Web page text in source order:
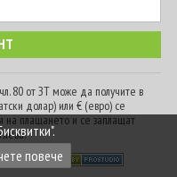
80 от ЗТ може да получите в
долар) или € (евро) се
на плащането и се заплащат
повече